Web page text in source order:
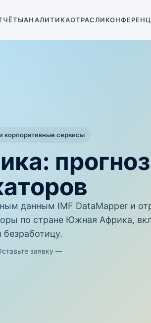
АНАЛИТИКАОТРАСЛИ
корпоративные сервисы
данным IMF DataMapper и
по стране Южная Африка,
заявку —